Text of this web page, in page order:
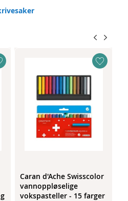
Caran d'Ache Swisscolor
vannoppløselige
vokspasteller - 15 farger